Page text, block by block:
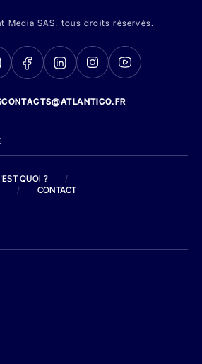
Media SAS. tous droits réservés.
QUOI ?
/
/ CONTACT